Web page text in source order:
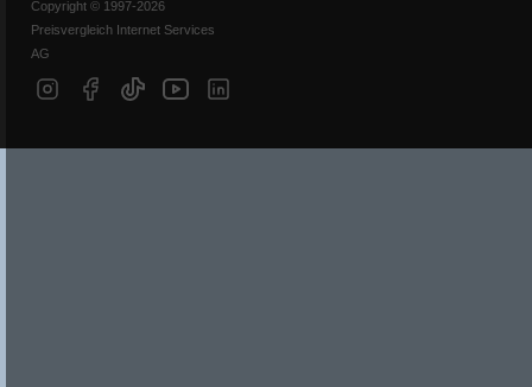
Copyright © 1997-2026
Preisvergleich Internet Services
AG